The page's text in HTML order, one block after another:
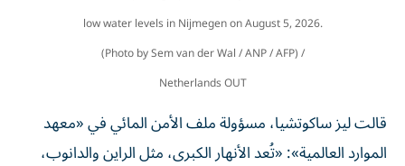
low water levels in Nijmegen on August 5, 2026.
(Photo by Sem van der Wal / ANP / AFP) /
Netherlands OUT
قالت ليز ساكوتشيا، مسؤولة ملف الأمن المائي في «معهد
الموارد العالمية»: «تُعد الأنهار الكبرى، مثل الراين والدانوب،